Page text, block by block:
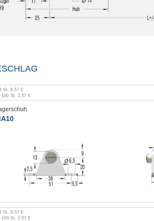
St. 8,57 €
100 St. 2,57 €
St. 8,57 €
100 St. 2,57 €